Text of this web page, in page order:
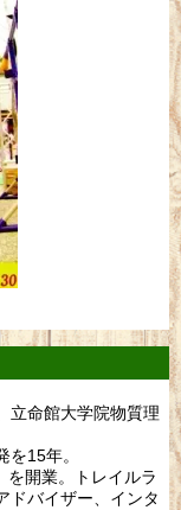
立命館大学院物質理
15年。
を開業。トレイルラ
ドバイザー、インタ